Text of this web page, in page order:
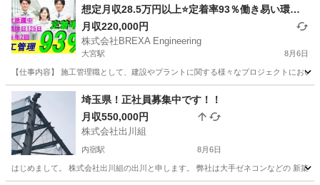
想定月収28.5万円以上⭐定着率93％働き易い環境
🎶／未経験者積極採用◎選考１回⭐未経験者でも安
心サポート🔰/国家資格が取得できる‼️
月収220,000円
株式会社BREXA Engineering
大宮駅 8月6日
【仕事内容】 施工管理職として、建設やプラントに関する様々なプロジェクトにお
埼玉 さいたま市 大宮駅 施工管理
埼玉県！正社員募集中です！！
月収550,000円
株式会社出川組
内宿駅 8月6日
はじめまして。 株式会社出川組の出川と申します。 弊社は大手ゼネコンなどの 新築